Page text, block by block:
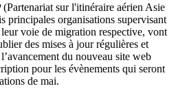
sur l'itinéraire aérien Asie
principales organisations supervisant
voie de migration respective, vont
des mises à jour régulières et
du nouveau site web
pour les évènements qui seront
de mai.